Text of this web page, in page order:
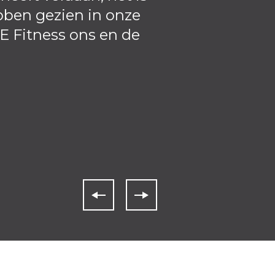
gezien in onze
Fitness ons en de